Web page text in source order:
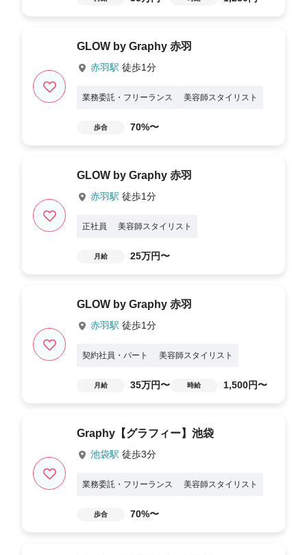
GLOW by Graphy 赤羽
赤羽駅 徒歩1分
業務委託・フリーランス 美容師スタイリスト
歩合 70%〜
GLOW by Graphy 赤羽
赤羽駅 徒歩1分
正社員 美容師スタイリスト
月給 25万円〜
GLOW by Graphy 赤羽
赤羽駅 徒歩1分
契約社員・パート 美容師スタイリスト
月給 35万円〜 時給 1,500円〜
Graphy【グラフィー】池袋
池袋駅 徒歩3分
業務委託・フリーランス 美容師スタイリスト
歩合 70%〜